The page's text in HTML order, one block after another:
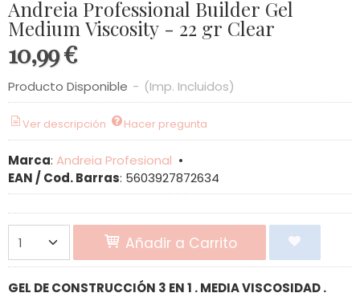
Andreia Professional Builder Gel
Medium Viscosity - 22 gr Clear
10,99 €
Producto Disponible - (Imp. Incluidos)
Ver descripción Hacer pregunta
Marca: Andreia Profesional •
EAN / Cod. Barras: 5603927872634
Añadir a Carrito
GEL DE CONSTRUCCIÓN 3 EN 1 . MEDIA VISCOSIDAD .